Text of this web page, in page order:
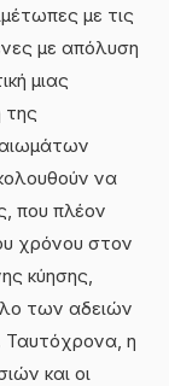
με τις
με απόλυση
μιας
της
να
που πλέον
χρόνου στον
κύησης,
των αδειών
Ταυτόχρονα, η
και οι